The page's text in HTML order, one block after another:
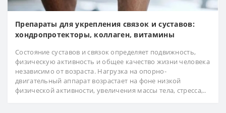
Препараты для укрепления связок и суставов:
хондропротекторы, коллаген, витамины
Состояние суставов и связок определяет подвижность,
физическую активность и общее качество жизни человека
независимо от возраста. Нагрузка на опорно-
двигательный аппарат возрастает на фоне низкой
физической активности, увеличения массы тела, стресса,..